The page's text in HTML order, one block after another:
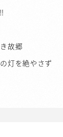
故郷
の灯を絶やさず